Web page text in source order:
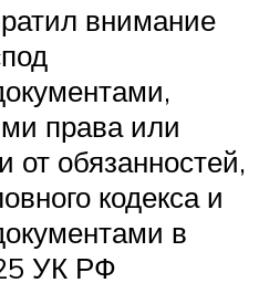
внимание
права или
обязанностей,
кодекса и
в
УК РФ